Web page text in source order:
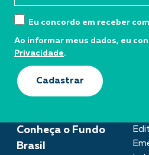
Conheça o Fundo
Brasil
Eu concordo em receber
Ao informar meus dados, eu
Privacidade.
Cadastrar